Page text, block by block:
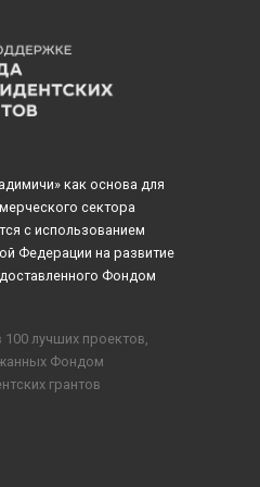
как основа для
сектора
с использованием
Федерации на развитие
Фондом
лучших проектов,
Фондом
грантов